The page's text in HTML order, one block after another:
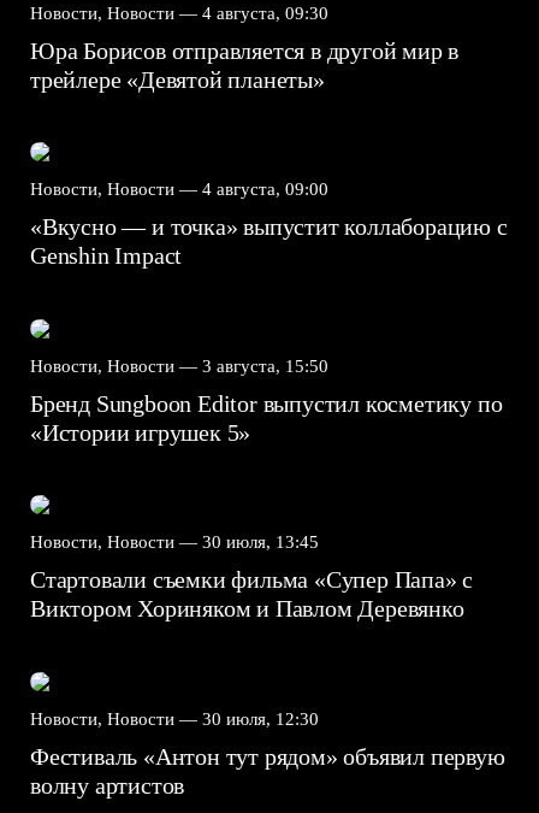
Новости, Новости — 4 августа, 09:30
Юра Борисов отправляется в другой мир в
трейлере «Девятой планеты»
Новости, Новости — 4 августа, 09:00
«Вкусно — и точка» выпустит коллаборацию с
Genshin Impact⁠⁠
Новости, Новости — 3 августа, 15:50
Бренд Sungboon Editor выпустил косметику по
«Истории игрушек 5»
Новости, Новости — 30 июля, 13:45
Стартовали съемки фильма «Супер Папа» с
Виктором Хориняком и Павлом Деревянко
Новости, Новости — 30 июля, 12:30
Фестиваль «Антон тут рядом» объявил первую
волну артистов